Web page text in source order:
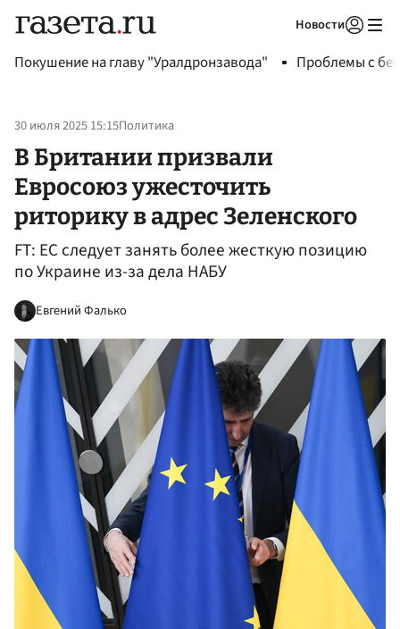
Новости
Покушение на главу "Уралдронзавода" Проблемы с
30 июля 2025 15:15Политика
В Британии призвали
Евросоюз ужесточить
риторику в адрес Зеленского
FT: ЕС следует занять более жесткую позицию
по Украине из-за дела НАБУ
Евгений Фалько